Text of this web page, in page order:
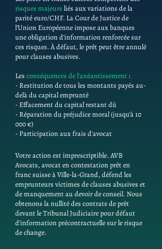
risques majeurs liés aux variations de la
parité euro/CHF. La Cour de Justice de
l'Union Européenne impose aux banques
une obligation d'information renforcée sur
ces risques. À défaut, le prêt peut être annulé
pour clauses abusives.
Les conséquences de l'anéantissement :
- Restitution de tous les montants payés au-
delà du capital emprunté
- Effacement du capital restant dû
- Réparation du préjudice moral (jusqu'à 10
000 €)
- Participation aux frais d'avocat
Votre action est imprescriptible. AVB
Avocats, avocat en contestation prêt en
franc suisse à Ville-la-Grand, défend les
emprunteurs victimes de clauses abusives et
de manquement au devoir de conseil. Nous
obtenons la nullité des contrats de prêt
devant le Tribunal Judiciaire pour défaut
d'information précontractuelle sur le risque
de change.